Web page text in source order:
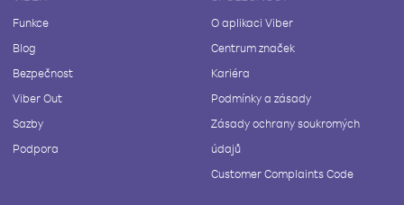
Funkce
Blog
Bezpečnost
Viber Out
Sazby
Podpora
O aplikaci Viber
Centrum značek
Kariéra
Podmínky a zásady
Zásady ochrany soukromých
údajů
Customer Complaints Code